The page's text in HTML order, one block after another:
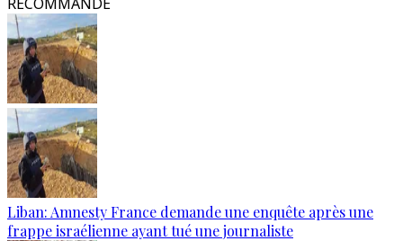
Liban: Amnesty France demande une enquête après une
frappe israélienne ayant tué une journaliste